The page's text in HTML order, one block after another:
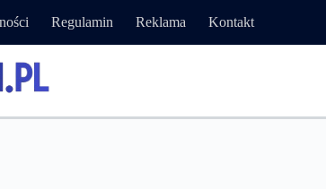
Regulamin Reklama Kontakt